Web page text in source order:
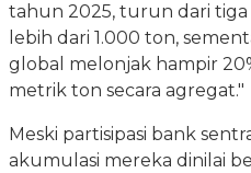
tahun 2025, turun dari
lebih dari 1.000 ton,
global melonjak hampir
metrik ton secara agregat."
Meski partisipasi bank
akumulasi mereka dinilai